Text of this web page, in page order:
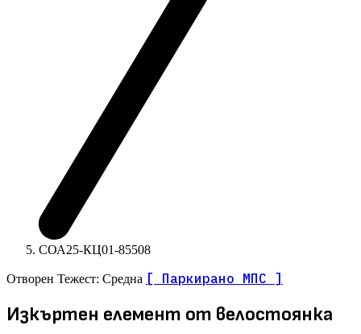
СОА25-КЦ01-85508
Отворен Тежест: Средна [ Паркирано МПС ]
Изкъртен елемент от велостоянка